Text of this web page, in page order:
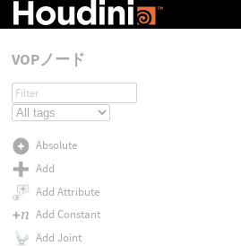
VOPノード
Absolute
Add
Add Attribute
Add Constant
Add Joint